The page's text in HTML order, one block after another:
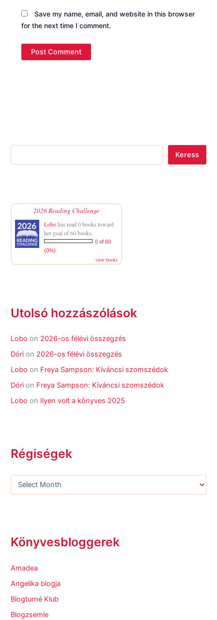
Save my name, email, and website in this browser
for the next time I comment.
Keress
2026 Reading Challenge
Lobohas read 0 books toward
her goal of 60 books.
0 of 60
(0%)
view books
Utolsó hozzászólások
Lobo on 2026-os félévi összegzés
Dóri on 2026-os félévi összegzés
Lobo on Freya Sampson: Kíváncsi szomszédok
Dóri on Freya Sampson: Kíváncsi szomszédok
Lobo on Ilyen volt a könyves 2025
Régiségek
Könyvesbloggerek
Amadea
Angelika blogja
Blogturné Klub
Blogzsemle